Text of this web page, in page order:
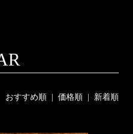
おすすめ順| 価格順| 新着順